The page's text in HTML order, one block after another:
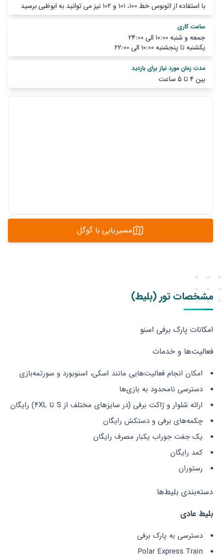
مشخصات تور (بلیط)
امکانات پارک برفی اسنو
فعالیت‌ها و خدمات
امکان انجام فعالیت‌هایی مانند اسکی، اسنوبورد و سورتمه‌بازی
دسترسی نامحدود به بازی‌ها
ارائه شلوار و ژاکت برفی (در سایزهای مختلف از S تا 4XL) رایگان
چکمه‌های برفی و دستکش رایگان
یک جفت جوراب یکبار مصرف رایگان
کمد رایگان
رستوران
دسته‌بندی بلیط‌ها
بلیط عادی
دسترسی به پارک برفی
Polar Express Train
با استفاده از اتوبوس خط ۱۰۰، ۱۰۱ و ۱۰۲ نیز می توانید به ابوظبی برسید
ساعت کاری
جمعه و شنبه ۱۰:۰۰ الی ۲۴:۰۰
یکشنبه تا پنجشنبه ۱۰:۰۰ الی ۲۲:۰۰
مدت زمان مورد نیاز برای بازدید
بین 4 تا 5 ساعت
مسیریابی با گوگل